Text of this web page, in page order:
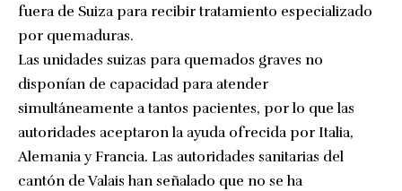
fuera de Suiza para recibir tratamiento especializado
por quemaduras.
Las unidades suizas para quemados graves no
disponían de capacidad para atender
simultáneamente a tantos pacientes, por lo que las
autoridades aceptaron la ayuda ofrecida por Italia,
Alemania y Francia. Las autoridades sanitarias del
cantón de Valais han señalado que no se ha